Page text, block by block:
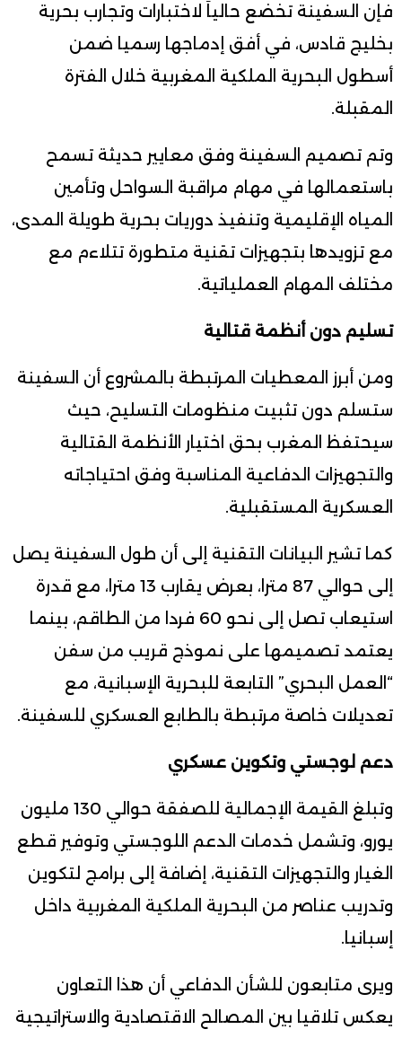
فإن السفينة تخضع حالياً لاختبارات وتجارب بحرية
بخليج قادس، في أفق إدماجها رسميا ضمن
أسطول البحرية الملكية المغربية خلال الفترة
المقبلة.
وتم تصميم السفينة وفق معايير حديثة تسمح
باستعمالها في مهام مراقبة السواحل وتأمين
المياه الإقليمية وتنفيذ دوريات بحرية طويلة المدى،
مع تزويدها بتجهيزات تقنية متطورة تتلاءم مع
مختلف المهام العملياتية.
تسليم دون أنظمة قتالية
ومن أبرز المعطيات المرتبطة بالمشروع أن السفينة
ستسلم دون تثبيت منظومات التسليح، حيث
سيحتفظ المغرب بحق اختيار الأنظمة القتالية
والتجهيزات الدفاعية المناسبة وفق احتياجاته
العسكرية المستقبلية.
كما تشير البيانات التقنية إلى أن طول السفينة يصل
إلى حوالي 87 مترا، بعرض يقارب 13 مترا، مع قدرة
استيعاب تصل إلى نحو 60 فردا من الطاقم، بينما
يعتمد تصميمها على نموذج قريب من سفن
“العمل البحري” التابعة للبحرية الإسبانية، مع
تعديلات خاصة مرتبطة بالطابع العسكري للسفينة.
دعم لوجستي وتكوين عسكري
وتبلغ القيمة الإجمالية للصفقة حوالي 130 مليون
يورو، وتشمل خدمات الدعم اللوجستي وتوفير قطع
الغيار والتجهيزات التقنية، إضافة إلى برامج لتكوين
وتدريب عناصر من البحرية الملكية المغربية داخل
إسبانيا.
ويرى متابعون للشأن الدفاعي أن هذا التعاون
يعكس تلاقيا بين المصالح الاقتصادية والاستراتيجية